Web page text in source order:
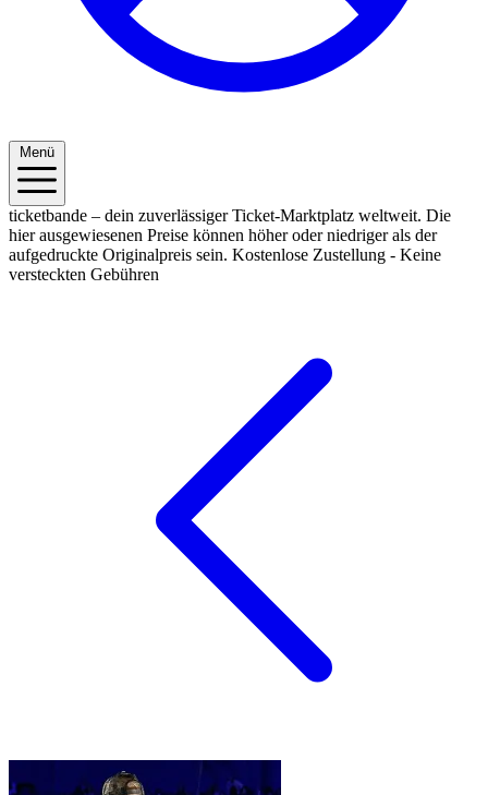
Menü
ticketbande – dein zuverlässiger Ticket-Marktplatz weltweit. Die
hier ausgewiesenen Preise können höher oder niedriger als der
aufgedruckte Originalpreis sein. Kostenlose Zustellung - Keine
versteckten Gebühren